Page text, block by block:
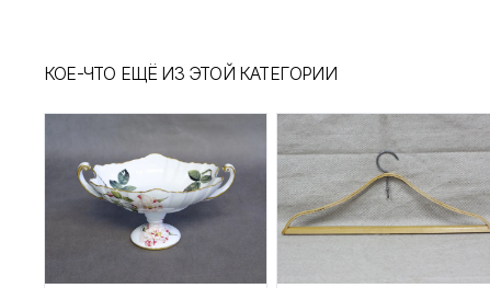
КОЕ-ЧТО ЕЩЁ ИЗ ЭТОЙ КАТЕГОРИИ